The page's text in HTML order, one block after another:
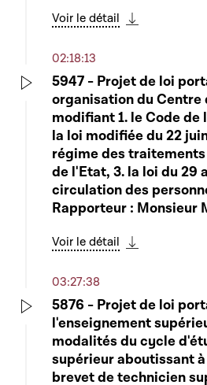
Voir le détail
02:18:13
5947 - Projet de loi
organisation du
modifiant 1. le Code
la loi modifiée du 22
régime des
de l'Etat, 3. la loi du 29
circulation des
Rapporteur : Monsieur
Voir le détail
03:27:38
5876 - Projet de loi
l'enseignement
modalités du cycle
supérieur aboutissant
brevet de technicien